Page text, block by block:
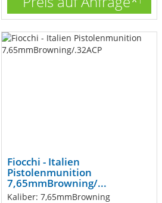
Fiocchi - Italien
Pistolenmunition
7,65mmBrowning/...
Kaliber: 7,65mmBrowning